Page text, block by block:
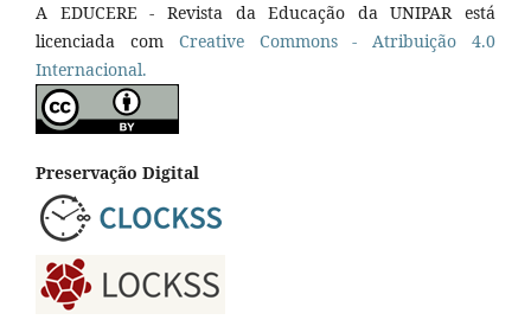
A EDUCERE - Revista da Educação da UNIPAR está
licenciada com CreativeCommons - Atribuição 4.0
Internacional.
Preservação Digital